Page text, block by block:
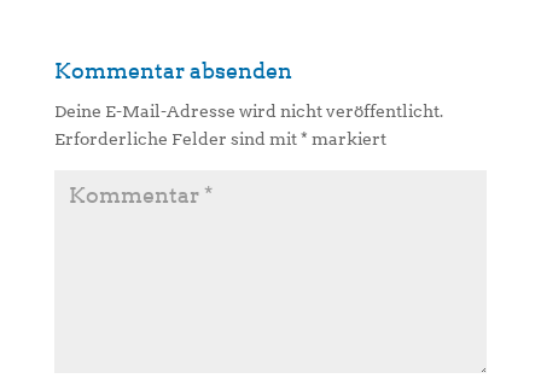
Kommentar absenden
Deine E-Mail-Adresse wird nicht veröffentlicht.
Erforderliche Felder sind mit* markiert